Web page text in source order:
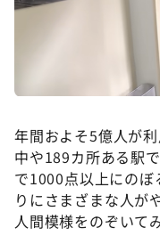
DAIGOも台所 ～
本日はダイアン
朝だ！生です旅サ
ＬＩＦＥ～夢の
新婚さんいらっ
ポツンと一軒家
ザキ山小屋本館
年間およそ5億人が
中や189カ所ある駅
で1000点以上にのぼ
りにさまざまな人が
人間模様をのぞいて